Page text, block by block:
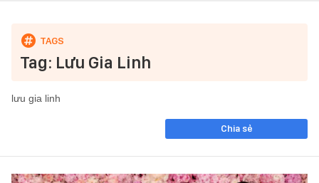
Tag: Lưu Gia Linh
lưu gia linh
Chia sẻ